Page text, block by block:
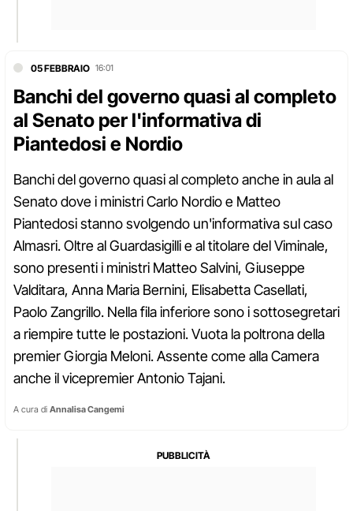
05 FEBBRAIO 16:01
Banchi del governo quasi al completo
al Senato per l'informativa di
Piantedosi e Nordio
Banchi del governo quasi al completo anche in aula al
Senato dove i ministri Carlo Nordio e Matteo
Piantedosi stanno svolgendo un'informativa sul caso
Almasri. Oltre al Guardasigilli e al titolare del Viminale,
sono presenti i ministri Matteo Salvini, Giuseppe
Valditara, Anna Maria Bernini, Elisabetta Casellati,
Paolo Zangrillo. Nella fila inferiore sono i sottosegretari
a riempire tutte le postazioni. Vuota la poltrona della
premier Giorgia Meloni. Assente come alla Camera
anche il vicepremier Antonio Tajani.
A cura di Annalisa Cangemi